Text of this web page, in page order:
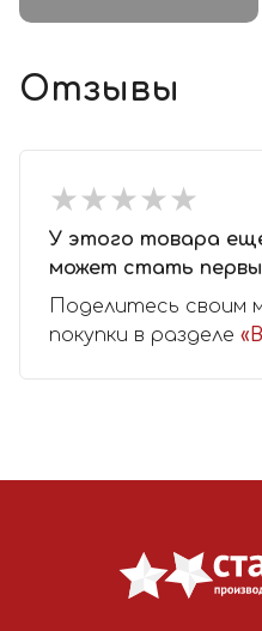
Отзывы
★★★★★
★★★★★
У этого товара
может стать
Поделитесь своим
покупки в разделе